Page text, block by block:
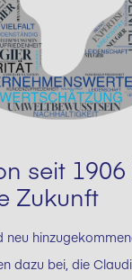
seit
Zukunft
neu
dazu bei, die